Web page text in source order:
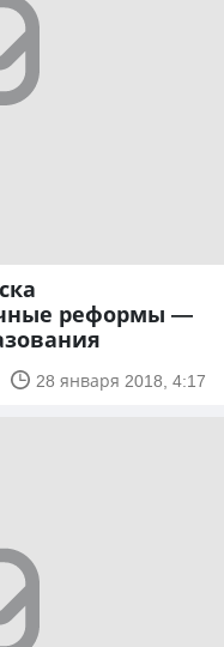
реформы —
28 января 2018, 4:17